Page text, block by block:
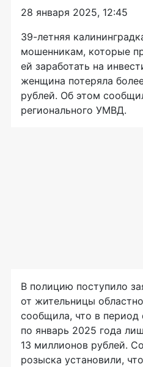
28 января 2025, 12:45
39-летняя
мошенникам, которые
ей заработать на
женщина потеряла
рублей. Об этом
регионального УМВД.
В полицию поступило
от жительницы
сообщила, что в период
по январь 2025 года
13 миллионов рублей.
розыска установили,